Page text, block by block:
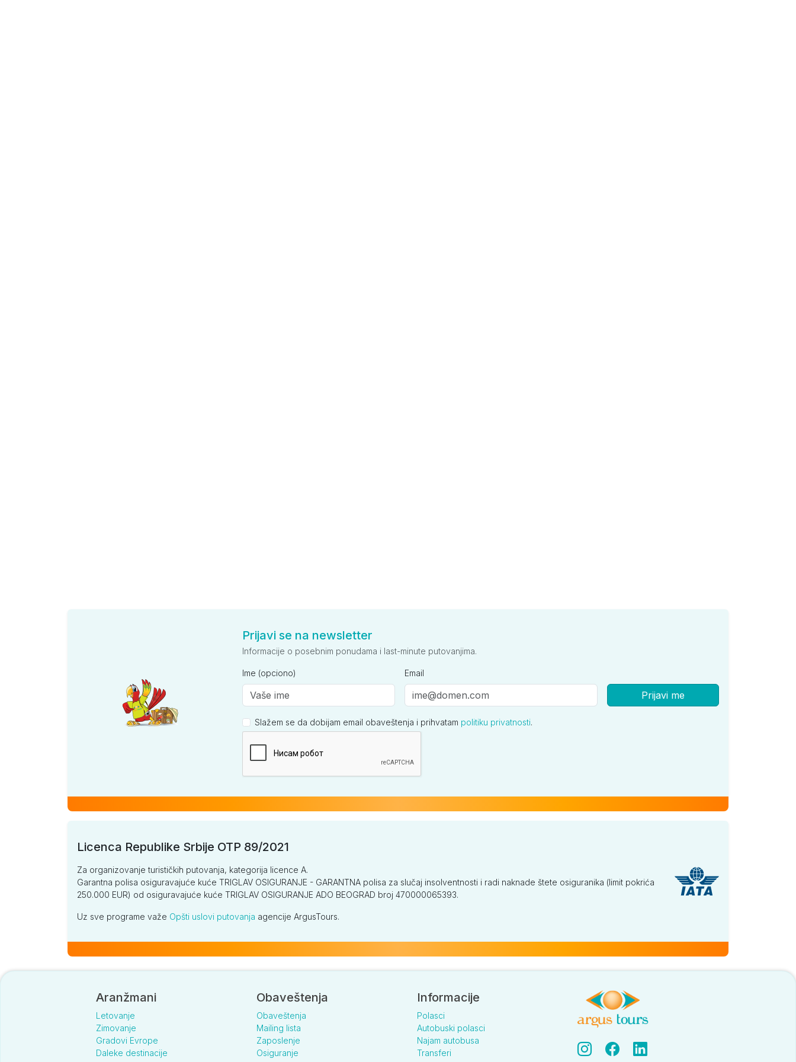
Prijavi se na newsletter
Informacije o posebnim ponudama i last-minute putovanjima.
Ime (opciono) Email
Prijavi me
Slažem se da dobijam email obaveštenja i prihvatam politiku privatnosti.
Licenca Republike Srbije OTP 89/2021
Za organizovanje turističkih putovanja, kategorija licence A.
Garantna polisa osiguravajuće kuće TRIGLAV OSIGURANJE - GARANTNA polisa za slučaj insolventnosti i radi naknade štete osiguranika (limit pokrića
250.000 EUR) od osiguravajuće kuće TRIGLAV OSIGURANJE ADO BEOGRAD broj 470000065393.
Uz sve programe važe Opšti uslovi putovanja agencije ArgusTours.
Aranžmani
Letovanje
Zimovanje
Gradovi Evrope
Daleke destinacije
Obaveštenja
Obaveštenja
Mailing lista
Zaposlenje
Osiguranje
Informacije
Polasci
Autobuski polasci
Najam autobusa
Transferi